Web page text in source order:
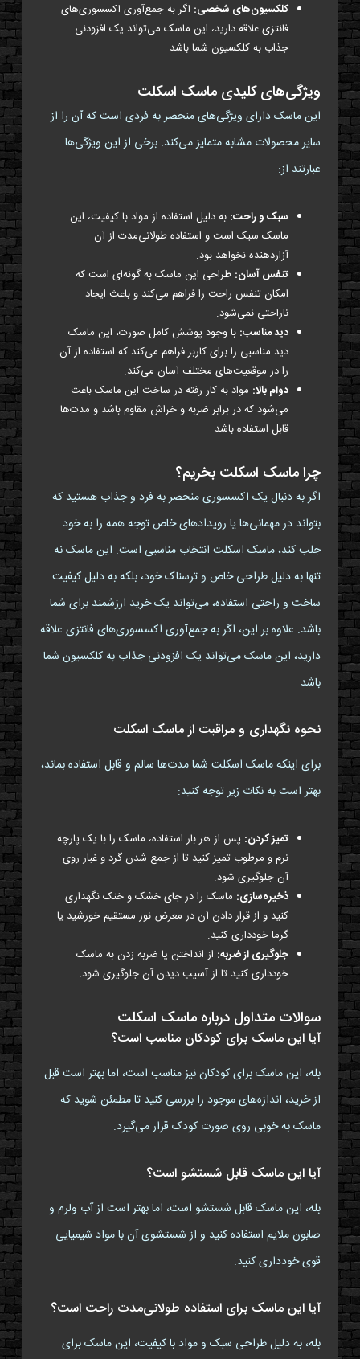
کلکسیون‌های شخصی: اگر به جمع‌آوری اکسسوری‌های
فانتزی علاقه دارید، این ماسک می‌تواند یک افزودنی
جذاب به کلکسیون شما باشد.
ویژگی‌های کلیدی ماسک اسکلت
این ماسک دارای ویژگی‌های منحصر به فردی است که آن را از
سایر محصولات مشابه متمایز می‌کند. برخی از این ویژگی‌ها
عبارتند از:
سبک و راحت: به دلیل استفاده از مواد با کیفیت، این
ماسک سبک است و استفاده طولانی‌مدت از آن
آزاردهنده نخواهد بود.
تنفس آسان: طراحی این ماسک به گونه‌ای است که
امکان تنفس راحت را فراهم می‌کند و باعث ایجاد
ناراحتی نمی‌شود.
دید مناسب: با وجود پوشش کامل صورت، این ماسک
دید مناسبی را برای کاربر فراهم می‌کند که استفاده از آن
را در موقعیت‌های مختلف آسان می‌کند.
دوام بالا: مواد به کار رفته در ساخت این ماسک باعث
می‌شود که در برابر ضربه و خراش مقاوم باشد و مدت‌ها
قابل استفاده باشد.
چرا ماسک اسکلت بخریم؟
اگر به دنبال یک اکسسوری منحصر به فرد و جذاب هستید که
بتواند در مهمانی‌ها یا رویدادهای خاص توجه همه را به خود
جلب کند، ماسک اسکلت انتخاب مناسبی است. این ماسک نه
تنها به دلیل طراحی خاص و ترسناک خود، بلکه به دلیل کیفیت
ساخت و راحتی استفاده، می‌تواند یک خرید ارزشمند برای شما
باشد. علاوه بر این، اگر به جمع‌آوری اکسسوری‌های فانتزی علاقه
دارید، این ماسک می‌تواند یک افزودنی جذاب به کلکسیون شما
باشد.
نحوه نگهداری و مراقبت از ماسک اسکلت
برای اینکه ماسک اسکلت شما مدت‌ها سالم و قابل استفاده بماند،
بهتر است به نکات زیر توجه کنید:
تمیز کردن: پس از هر بار استفاده، ماسک را با یک پارچه
نرم و مرطوب تمیز کنید تا از جمع شدن گرد و غبار روی
آن جلوگیری شود.
ذخیره‌سازی: ماسک را در جای خشک و خنک نگهداری
کنید و از قرار دادن آن در معرض نور مستقیم خورشید یا
گرما خودداری کنید.
جلوگیری از ضربه: از انداختن یا ضربه زدن به ماسک
خودداری کنید تا از آسیب دیدن آن جلوگیری شود.
سوالات متداول درباره ماسک اسکلت
آیا این ماسک برای کودکان مناسب است؟
بله، این ماسک برای کودکان نیز مناسب است، اما بهتر است قبل
از خرید، اندازه‌های موجود را بررسی کنید تا مطمئن شوید که
ماسک به خوبی روی صورت کودک قرار می‌گیرد.
آیا این ماسک قابل شستشو است؟
بله، این ماسک قابل شستشو است، اما بهتر است از آب ولرم و
صابون ملایم استفاده کنید و از شستشوی آن با مواد شیمیایی
قوی خودداری کنید.
آیا این ماسک برای استفاده طولانی‌مدت راحت است؟
بله، به دلیل طراحی سبک و مواد با کیفیت، این ماسک برای